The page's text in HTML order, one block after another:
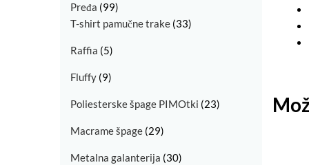
Pređa (99)
T-shirt pamučne trake (33)
Raffia (5)
Fluffy (9)
Poliesterske špage PIMOtki (23)
Macrame špage (29)
Metalna galanterija (30)